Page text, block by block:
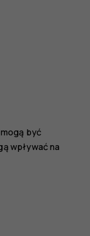
być
wpływać na